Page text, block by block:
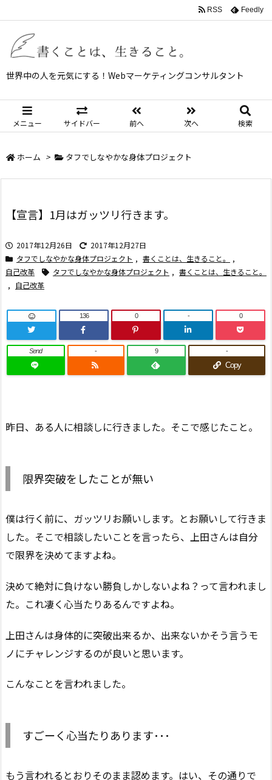
世界中の人を元気にする！Webマーケティングコンサルタント
メニュー サイドバー 前へ 次へ 検索
RSS Feedly
ホーム > タフでしなやかな身体プロジェクト
【宣言】1月はガッツリ行きます。
2017年12月26日
2017年12月27日
タフでしなやかな身体プロジェクト , 書くことは、生きること。
,
自己改革
タフでしなやかな身体プロジェクト , 書くことは、生きること。
, 自己改革
136 0 - 0
Send - 9
Copy
-
昨日、ある人に相談しに行きました。そこで感じたこと。
限界突破をしたことが無い
僕は行く前に、ガッツリお願いします。とお願いして行きま
した。そこで相談したいことを言ったら、上田さんは自分
で限界を決めてますよね。
決めて絶対に負けない勝負しかしないよね？って言われまし
た。これ凄く心当たりあるんですよね。
上田さんは身体的に突破出来るか、出来ないかそう言うモ
ノにチャレンジするのが良いと思います。
こんなことを言われました。
すごーく心当たりあります･･･
もう言われるとおりそのまま認めます。はい、その通りで